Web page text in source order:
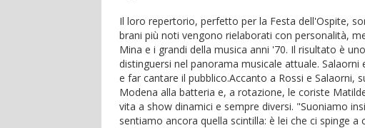
Il loro repertorio, perfetto per la Festa dell'Ospite,
brani più noti vengono rielaborati con personalità,
Mina e i grandi della musica anni '70. Il risultato è
distinguersi nel panorama musicale attuale.
e far cantare il pubblico.Accanto a Rossi e Salaorni,
Modena alla batteria e, a rotazione, le coriste
vita a show dinamici e sempre diversi. "Suoniamo
sentiamo ancora quella scintilla: è lei che ci spinge a